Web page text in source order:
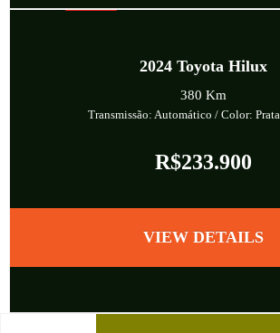
2024 Toyota Hilux
380 Km
Transmissão: Automático / Color: Prata
R$233.900
VIEW DETAILS